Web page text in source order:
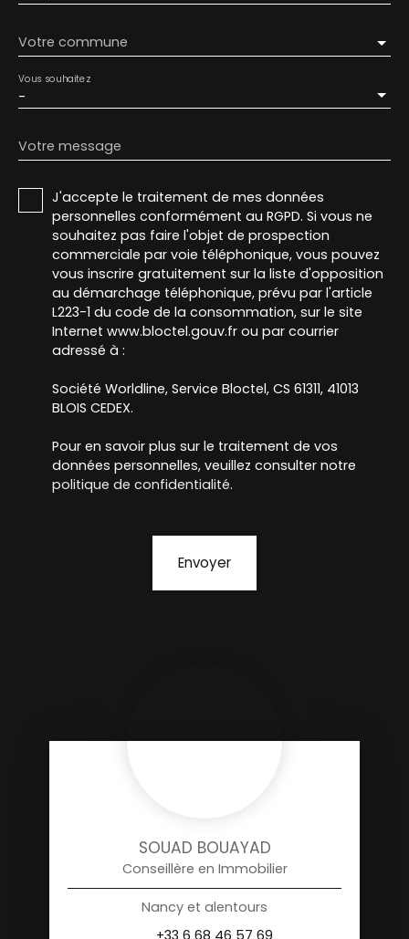
Votre commune
-
Vous souhaitez
Votre message
J'accepte le traitement de mes données
personnelles conformément au RGPD. Si vous ne
souhaitez pas faire l'objet de prospection
commerciale par voie téléphonique, vous pouvez
vous inscrire gratuitement sur la liste d'opposition
au démarchage téléphonique, prévu par l'article
L223-1 du code de la consommation, sur le site
Internet www.bloctel.gouv.fr ou par courrier
adressé à :
Société Worldline, Service Bloctel, CS 61311, 41013
BLOIS CEDEX.
Pour en savoir plus sur le traitement de vos
données personnelles, veuillez consulter notre
politique de confidentialité.
Envoyer
SOUAD BOUAYAD
Conseillère en Immobilier
Nancy et alentours
+33 6 68 46 57 69